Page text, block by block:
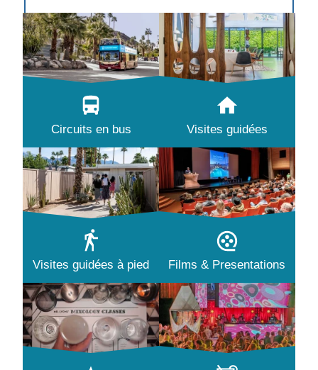
Circuits en bus Visites guidées
Visites guidées à pied Films & Presentations